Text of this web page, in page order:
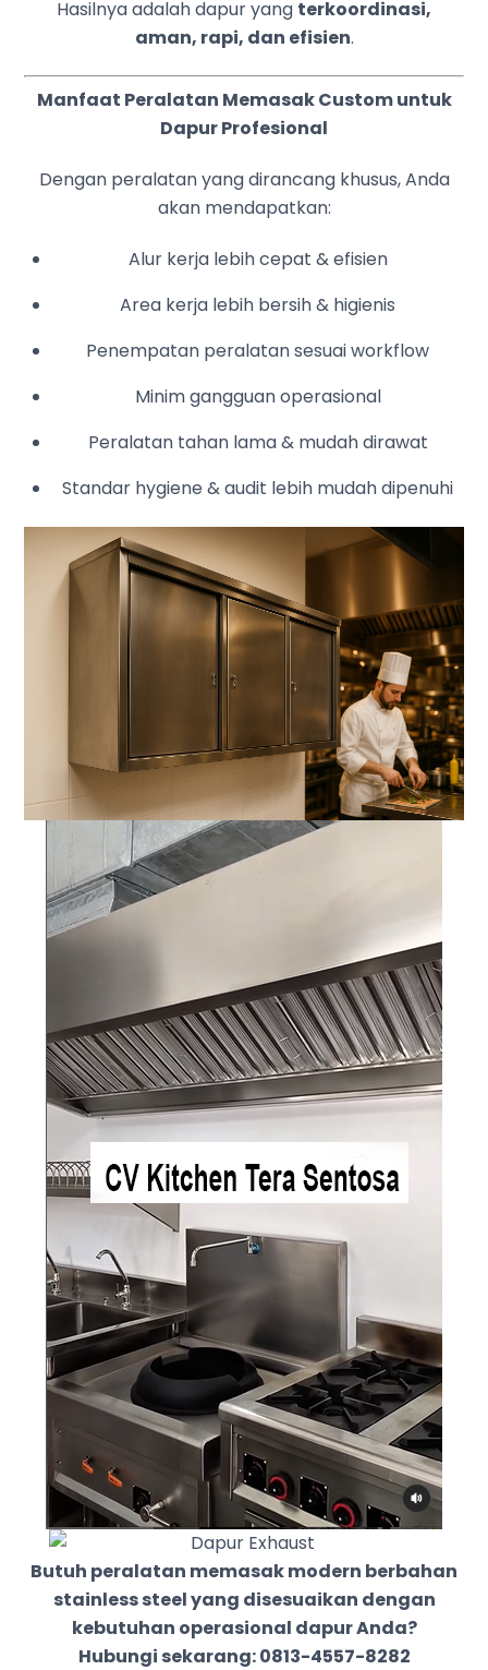
Hasilnya adalah dapur yang terkoordinasi,
aman, rapi, dan efisien.
Manfaat Peralatan Memasak Custom untuk
Dapur Profesional
Dengan peralatan yang dirancang khusus, Anda
akan mendapatkan:
Alur kerja lebih cepat & efisien
Area kerja lebih bersih & higienis
Penempatan peralatan sesuai workflow
Minim gangguan operasional
Peralatan tahan lama & mudah dirawat
Standar hygiene & audit lebih mudah dipenuhi
Butuh peralatan memasak modern berbahan
stainless steel yang disesuaikan dengan
kebutuhan operasional dapur Anda?
Hubungi sekarang: 0813-4557-8282